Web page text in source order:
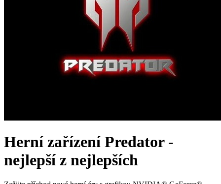
Herní zařízení Predator -
nejlepší z nejlepších